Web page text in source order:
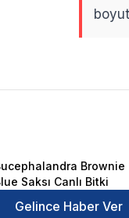
Blue Saksı
Brownie
Saksı Canlı Bitki
Gelince Haber Ver